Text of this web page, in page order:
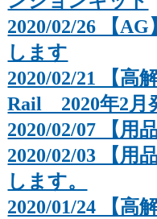
2020/02/26 【
します
2020/02/21 【高
Rail 2020年2月
2020/02/07 【用
2020/02/03 【用
します。
2020/01/24 【高